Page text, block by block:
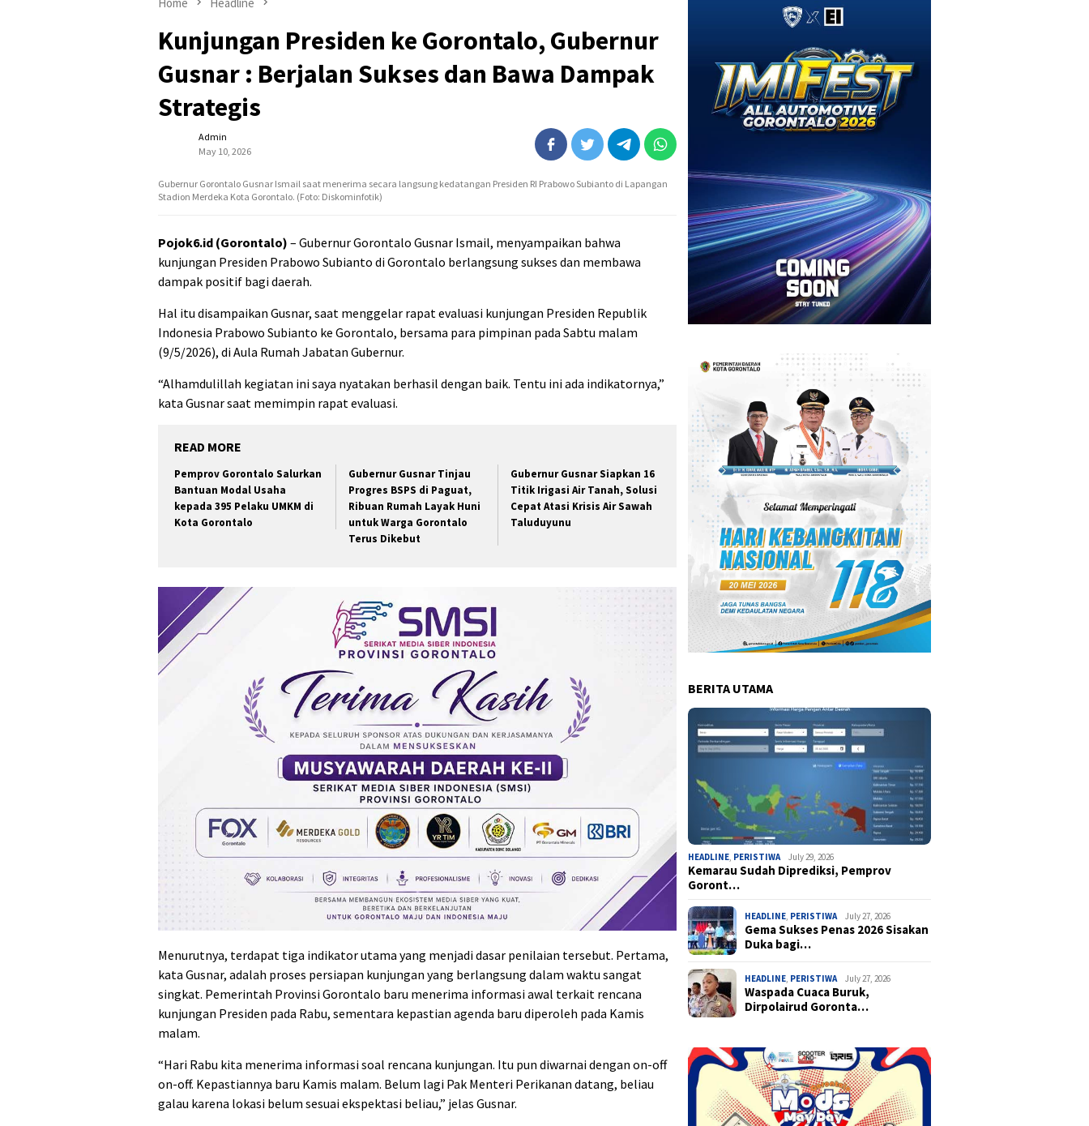
Kunjungan Presiden ke Gorontalo, Gubernur
Gusnar : Berjalan Sukses dan Bawa Dampak
Strategis
Admin
May 10, 2026
Gubernur Gorontalo Gusnar Ismail saat menerima secara langsung kedatangan Presiden RI Prabowo Subianto di Lapangan
Stadion Merdeka Kota Gorontalo. (Foto: Diskominfotik)
Pojok6.id (Gorontalo) – Gubernur Gorontalo Gusnar Ismail, menyampaikan bahwa
kunjungan Presiden Prabowo Subianto di Gorontalo berlangsung sukses dan membawa
dampak positif bagi daerah.
Hal itu disampaikan Gusnar, saat menggelar rapat evaluasi kunjungan Presiden Republik
Indonesia Prabowo Subianto ke Gorontalo, bersama para pimpinan pada Sabtu malam
(9/5/2026), di Aula Rumah Jabatan Gubernur.
“Alhamdulillah kegiatan ini saya nyatakan berhasil dengan baik. Tentu ini ada indikatornya,”
kata Gusnar saat memimpin rapat evaluasi.
READ MORE
Pemprov Gorontalo Salurkan
Bantuan Modal Usaha
kepada 395 Pelaku UMKM di
Kota Gorontalo
Gubernur Gusnar Tinjau
Progres BSPS di Paguat,
Ribuan Rumah Layak Huni
untuk Warga Gorontalo
Terus Dikebut
Gubernur Gusnar Siapkan 16
Titik Irigasi Air Tanah, Solusi
Cepat Atasi Krisis Air Sawah
Taluduyunu
Menurutnya, terdapat tiga indikator utama yang menjadi dasar penilaian tersebut. Pertama,
kata Gusnar, adalah proses persiapan kunjungan yang berlangsung dalam waktu sangat
singkat. Pemerintah Provinsi Gorontalo baru menerima informasi awal terkait rencana
kunjungan Presiden pada Rabu, sementara kepastian agenda baru diperoleh pada Kamis
malam.
“Hari Rabu kita menerima informasi soal rencana kunjungan. Itu pun diwarnai dengan on-off
on-off. Kepastiannya baru Kamis malam. Belum lagi Pak Menteri Perikanan datang, beliau
galau karena lokasi belum sesuai ekspektasi beliau,” jelas Gusnar.
BERITA UTAMA
HEADLINE, PERISTIWA July 29, 2026
Kemarau Sudah Diprediksi, Pemprov
Goront…
HEADLINE, PERISTIWA July 27, 2026
Gema Sukses Penas 2026 Sisakan
Duka bagi…
HEADLINE, PERISTIWA July 27, 2026
Waspada Cuaca Buruk,
Dirpolairud Goronta…